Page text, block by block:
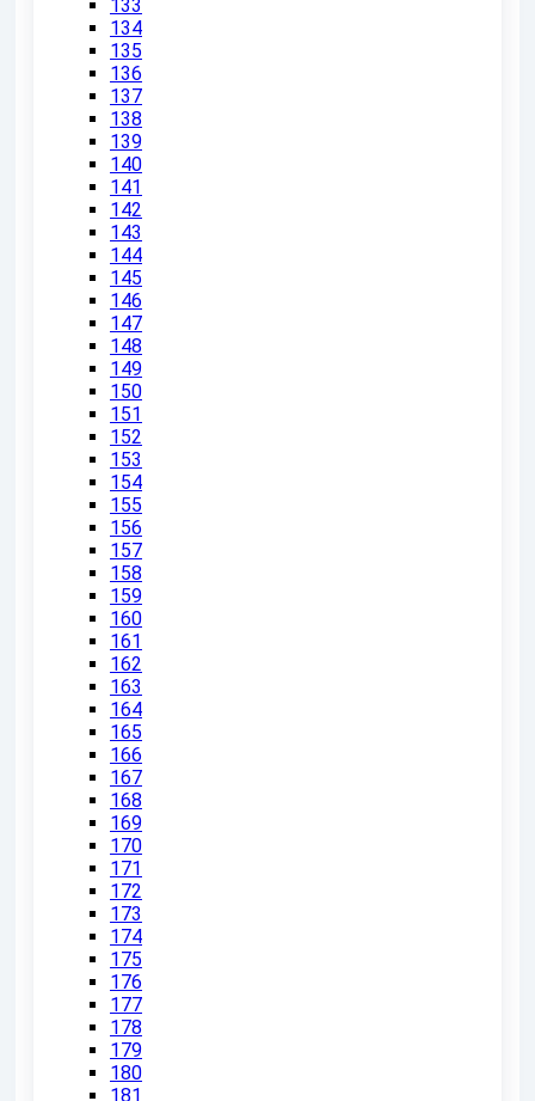
133
134
135
136
137
138
139
140
141
142
143
144
145
146
147
148
149
150
151
152
153
154
155
156
157
158
159
160
161
162
163
164
165
166
167
168
169
170
171
172
173
174
175
176
177
178
179
180
181